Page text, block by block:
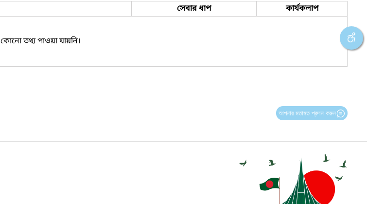
সেবার ধাপ কার্যকলাপ
কোনো তথ্য পাওয়া যায়নি।
আপনার মতামত প্রদান করুন